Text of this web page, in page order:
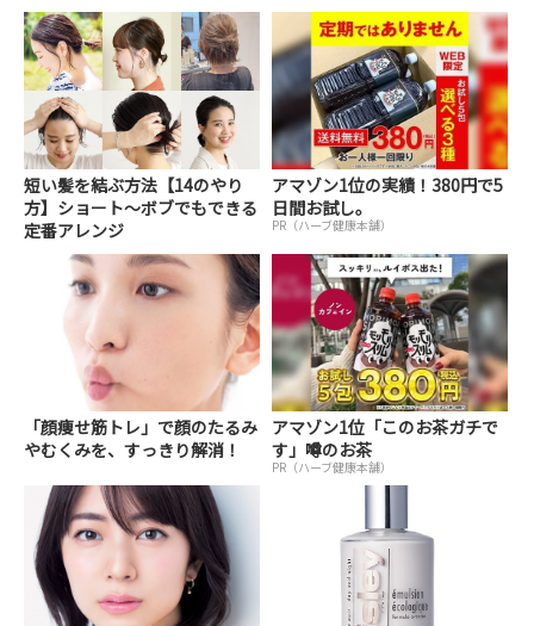
短い髪を結ぶ方法【14のやり
方】ショート～ボブでもできる
定番アレンジ
アマゾン1位の実績！380円で5
日間お試し。
PR（ハーブ健康本舗）
「顔痩せ筋トレ」で顔のたるみ
やむくみを、すっきり解消！
アマゾン1位「このお茶ガチで
す」噂のお茶
PR（ハーブ健康本舗）